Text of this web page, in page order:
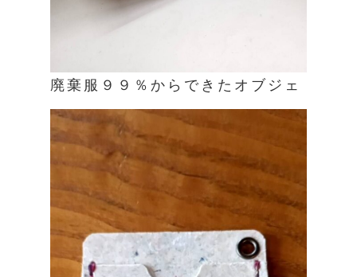
廃棄服９９％からできたオブジェ